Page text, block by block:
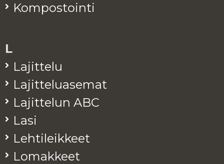
Kom­pos­toin­ti
L
La­jit­te­lu
La­jit­te­lua­se­mat
La­jit­te­lun ABC
Lasi
Leh­ti­leik­keet
Lo­mak­keet